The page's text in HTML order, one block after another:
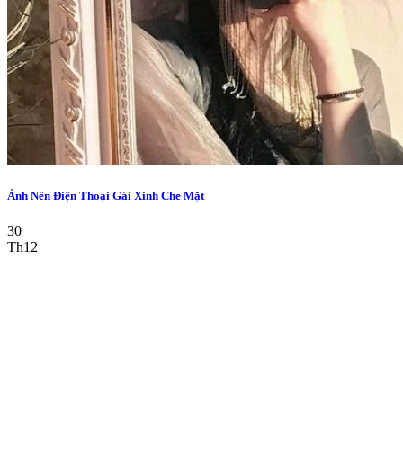
Ảnh Nền Điện Thoại Gái Xinh Che Mặt
30
Th12